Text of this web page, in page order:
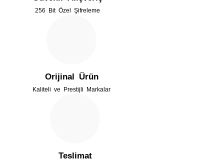
Ürün fiyatı diğer sitelerden daha pahalı.
256 Bit Özel Şifreleme
Orijinal Ürün
Kaliteli ve Prestijli Markalar
Teslimat